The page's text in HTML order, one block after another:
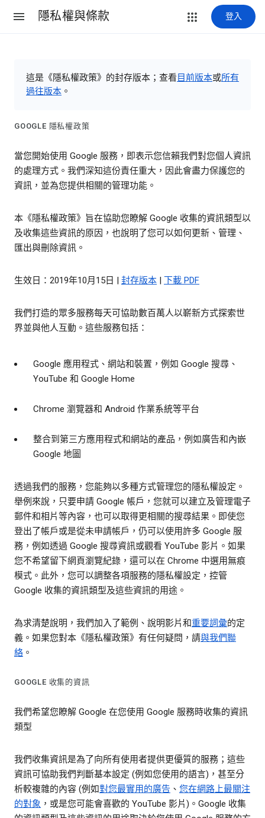
隱私權與條款 登入
這是《隱私權政策》的封存版本；查看 目前版本或所有
過往版本 。
GOOGLE 隱私權政策
當您開始使用 Google 服務，即表示您信賴我們對您個人資訊
的處理方式。我們深知這份責任重大，因此會盡力保護您的
資訊，並為您提供相關的管理功能。
本《隱私權政策》旨在協助您瞭解 Google 收集的資訊類型以
及收集這些資訊的原因，也說明了您可以如何更新、管理、
匯出與刪除資訊。
生效日：2019年10月15日 | 封存版本 | 下載 PDF
我們打造的眾多服務每天可協助數百萬人以嶄新方式探索世
界並與他人互動。這些服務包括：
Google 應用程式、網站和裝置，例如 Google 搜尋、
YouTube 和 Google Home
Chrome 瀏覽器和 Android 作業系統等平台
整合到第三方應用程式和網站的產品，例如廣告和內嵌
Google 地圖
透過我們的服務，您能夠以多種方式管理您的隱私權設定。
舉例來說，只要申請 Google 帳戶，您就可以建立及管理電子
郵件和相片等內容，也可以取得更相關的搜尋結果。即使您
登出了帳戶或是從未申請帳戶，仍可以使用許多 Google 服
務，例如透過 Google 搜尋資訊或觀看 YouTube 影片。如果
您不希望留下網頁瀏覽紀錄，還可以在 Chrome 中選用無痕
模式。此外，您可以調整各項服務的隱私權設定，控管
Google 收集的資訊類型及這些資訊的用途。
為求清楚說明，我們加入了範例、說明影片和重要詞彙的定
義。如果您對本《隱私權政策》有任何疑問，請與我們聯
絡 。
GOOGLE 收集的資訊
我們希望您瞭解 Google 在您使用 Google 服務時收集的資訊
類型
我們收集資訊是為了向所有使用者提供更優質的服務；這些
資訊可協助我們判斷基本設定 (例如您使用的語言)，甚至分
析較複雜的內容 (例如對您最實用的廣告 、 您在網路上最關注
的對象 ，或是您可能會喜歡的 YouTube 影片)。Google 收集